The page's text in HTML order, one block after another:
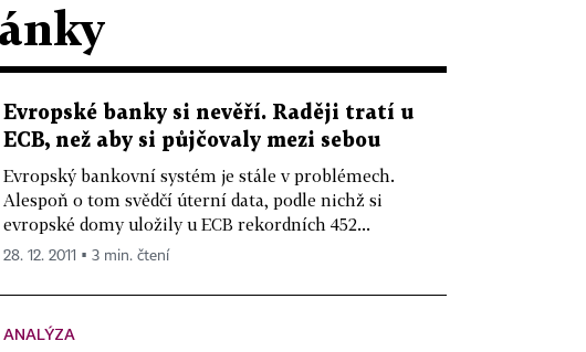
Evropské banky si nevěří. Raději tratí u
ECB, než aby si půjčovaly mezi sebou
Evropský bankovní systém je stále v problémech.
Alespoň o tom svědčí úterní data, podle nichž si
evropské domy uložily u ECB rekordních 452...
28. 12. 2011 ▪ 3 min. čtení
ANALÝZA